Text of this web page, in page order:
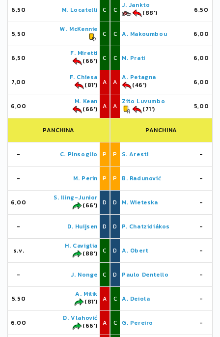
6,50 M. Locatelli C
5,50
W. McKennie
C
6,50
F. Miretti
(66')
C
7,00
F. Chiesa
(81')
A
6,00
M. Kean
(66')
A
PANCHINA
- C. Pinsoglio P
- M. Perin P
6,00
S. Iling-Junior
(66')
D
- D. Huijsen D
s.v.
H. Caviglia
(88')
C
- J. Nonge C
5,50
A. Milik
(81')
A
6,00
D. Vlahović
(66')
A
C
J. Jankto
(88')
6,50
C A. Makoumbou 6,00
C M. Prati 6,00
A
A. Petagna
(46')
6,00
A
Zito Luvumbo
(71')
5,00
PANCHINA
P S. Aresti -
P B. Radunović -
D M. Wieteska -
D P. Chatzidiákos -
D A. Obert -
D Paulo Dentello -
C A. Deiola -
C G. Pereiro -